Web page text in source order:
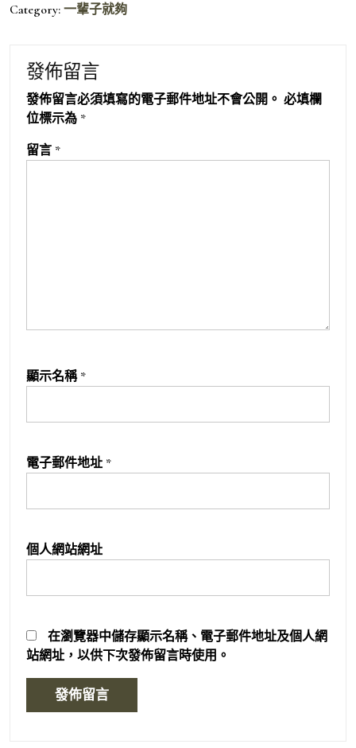
Category: 一輩子就夠
發佈留言
發佈留言必須填寫的電子郵件地址不會公開。 必填欄
位標示為 *
留言 *
顯示名稱 *
電子郵件地址 *
個人網站網址
在瀏覽器中儲存顯示名稱、電子郵件地址及個人網
站網址，以供下次發佈留言時使用。